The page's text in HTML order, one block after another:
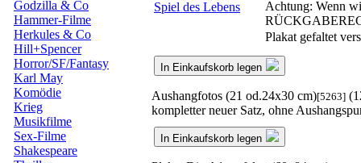
Godzilla & Co
Hammer-Filme
Herkules & Co
Hill+Spencer
Horror/SF/Fantasy
Karl May
Komödie
Krieg
Musikfilme
Sex-Filme
Shakespeare
Achtung: Wenn
Plakat gefaltet
In Einkaufskorb legen
Aushangfotos (21 od.24x30 cm)[5263]
kompletter neuer Satz, ohne
In Einkaufskorb legen